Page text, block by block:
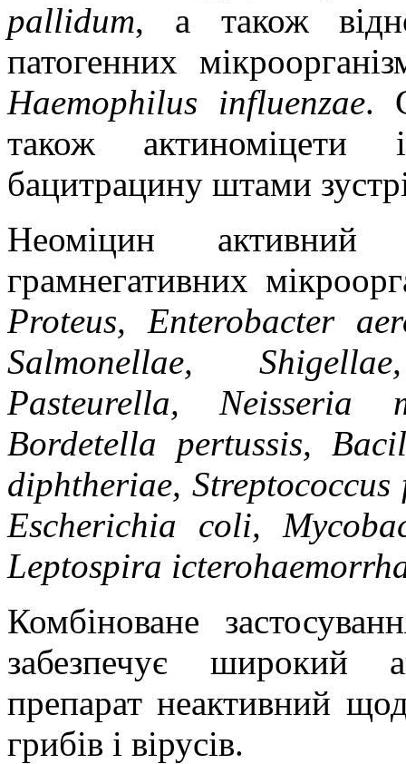
pallidum, а також
патогенних
Haemophilus
influenzae.
також
бацитрацину штами
Неоміцин
грамнегативних
Proteus, Enterobacter
Salmonellae,Shigellae
Pasteurella,Neisseria
Bordetella pertussis,
diphtheriae, Streptococcus
Escherichia
coli,
Leptospira
Комбіноване
забезпечує широкий
препарат неактивний
грибів і вірусів.